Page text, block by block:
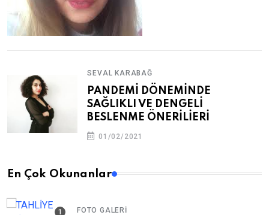
SEVAL KARABAĞ
PANDEMİ DÖNEMİNDE
SAĞLIKLI VE DENGELİ
BESLENME ÖNERİLİERİ
01/02/2021
En Çok Okunanlar
FOTO GALERI